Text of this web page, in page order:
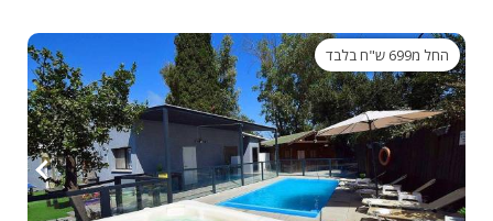
החל מ699 ש"ח בלבד